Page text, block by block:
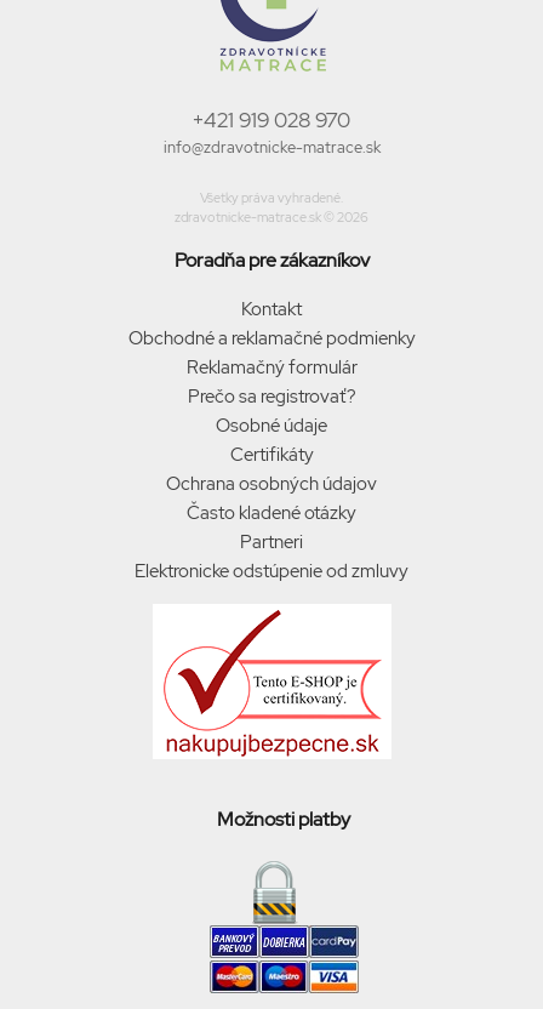
+421 919 028 970
info@zdravotnicke-matrace.sk
Všetky práva vyhradené.
zdravotnicke-matrace.sk © 2026
Poradňa pre zákazníkov
Kontakt
Obchodné a reklamačné podmienky
Reklamačný formulár
Prečo sa registrovať?
Osobné údaje
Certifikáty
Ochrana osobných údajov
Často kladené otázky
Partneri
Elektronicke odstúpenie od zmluvy
Možnosti platby